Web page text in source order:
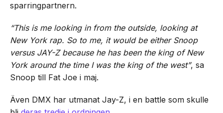
sparringpartnern.
“This is me looking in from the outside, looking at
New York rap. So to me, it would be either Snoop
versus JAY-Z because he has been the king of New
York around the time I was the king of the west”, sa
Snoop till Fat Joe i maj.
Även DMX har utmanat Jay-Z, i en battle som skulle